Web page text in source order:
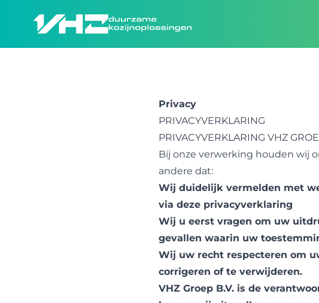
Privacy
PRIVACYVERKLARING
PRIVACYVERKLARING VHZ
Bij onze verwerking houden wij
andere dat:
Wij duidelijk vermelden met
via deze privacyverklaring
Wij u eerst vragen om uw
gevallen waarin uw
Wij uw recht respecteren om
corrigeren of te verwijderen.
VHZ Groep B.V. is de